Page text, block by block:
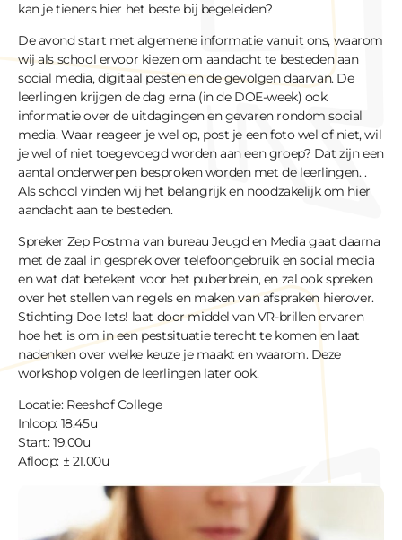
kan je tieners hier het beste bij begeleiden?
De avond start met algemene informatie vanuit ons, waarom
wij als school ervoor kiezen om aandacht te besteden aan
social media, digitaal pesten en de gevolgen daarvan. De
leerlingen krijgen de dag erna (in de DOE-week) ook
informatie over de uitdagingen en gevaren rondom social
media. Waar reageer je wel op, post je een foto wel of niet, wil
je wel of niet toegevoegd worden aan een groep? Dat zijn een
aantal onderwerpen besproken worden met de leerlingen. .
Als school vinden wij het belangrijk en noodzakelijk om hier
aandacht aan te besteden.
Spreker Zep Postma van bureau Jeugd en Media gaat daarna
met de zaal in gesprek over telefoongebruik en social media
en wat dat betekent voor het puberbrein, en zal ook spreken
over het stellen van regels en maken van afspraken hierover.
Stichting Doe Iets! laat door middel van VR-brillen ervaren
hoe het is om in een pestsituatie terecht te komen en laat
nadenken over welke keuze je maakt en waarom. Deze
workshop volgen de leerlingen later ook.
Locatie: Reeshof College
Inloop: 18.45u
Start: 19.00u
Afloop: ± 21.00u